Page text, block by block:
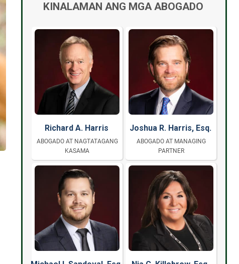
KINALAMAN ANG MGA ABOGADO
Richard A. Harris
ABOGADO AT NAGTATAGANG
KASAMA
Joshua R. Harris, Esq.
ABOGADO AT MANAGING
PARTNER